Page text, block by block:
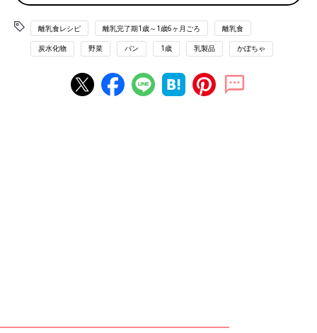
クか牛乳小さじ2を加えてのばす。
(2)食パン（サンドイッチ用）1枚は2等分に切り、(1)を挟み、食
べやすい大きさに切る。
刊）より抜粋。情報は書籍掲載時のものです。
離乳食完了期1歳 ～1歳6ヶ月 [ぱくぱく期] 進め方、食材別レシ
1歳～1歳6ヶ月ごろから使える、野菜や果物な
離乳食レシピ 離乳完了期1歳～1歳6ヶ月ごろ 離乳食
炭水化物 野菜 パン 1歳 乳製品 かぼちゃ